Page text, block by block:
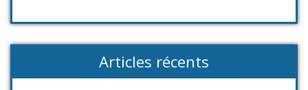
Articles récents